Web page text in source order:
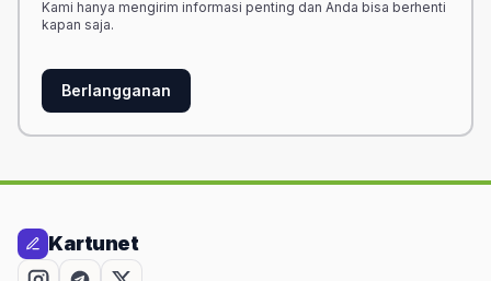
Kami hanya mengirim informasi penting dan Anda bisa berhenti
kapan saja.
Berlangganan
Kartunet